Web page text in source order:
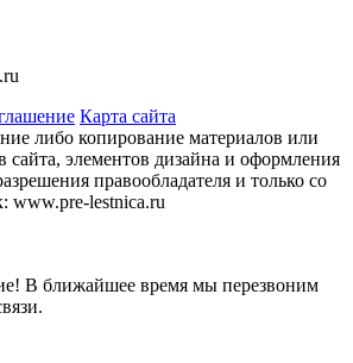
Карта сайта
либо копирование материалов или
сайта, элементов дизайна и оформления
правообладателя и только со
www.pre-lestnica.ru
В ближайшее время мы перезвоним